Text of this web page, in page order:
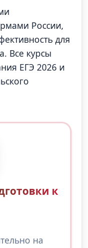
России,
для
Все курсы
ЕГЭ 2026 и
к
на